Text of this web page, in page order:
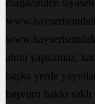
magazinden
alıntı yapılamaz,
başka yerde
başvuru hakkı